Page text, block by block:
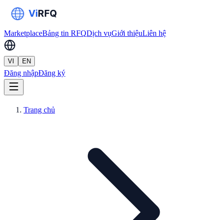
MarketplaceBảng tin RFQDịch vụGiới thiệuLiên hệ
VI EN
Đăng nhậpĐăng ký
Trang chủ